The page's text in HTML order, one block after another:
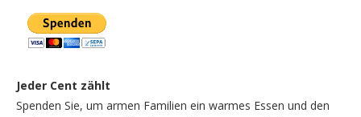
Jeder Cent zählt
Spenden Sie, um armen Familien ein warmes Essen und den